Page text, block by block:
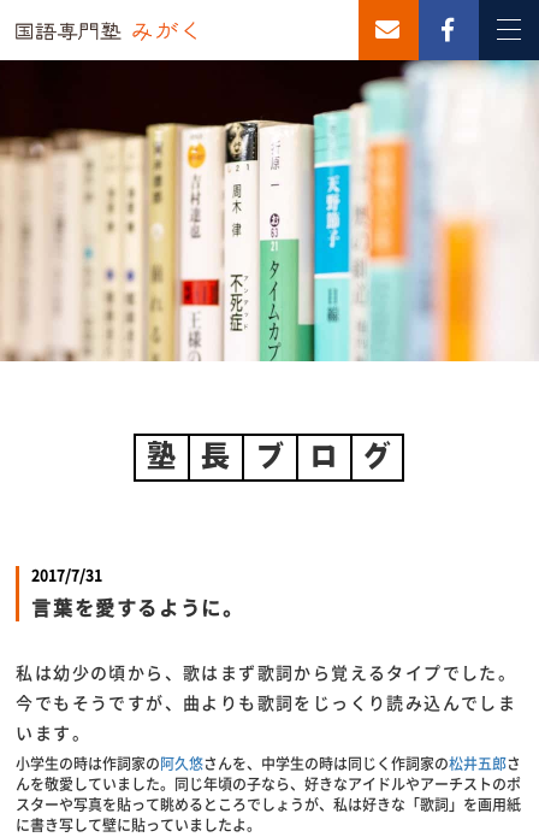
塾 長 ブ ロ グ
2017/7/31
言葉を愛するように。
私は幼少の頃から、歌はまず歌詞から覚えるタイプでした。
今でもそうですが、曲よりも歌詞をじっくり読み込んでしま
います。
小学生の時は作詞家の阿久悠さんを、中学生の時は同じく作詞家の松井五郎さ
んを敬愛していました。同じ年頃の子なら、好きなアイドルやアーチストのポ
スターや写真を貼って眺めるところでしょうが、私は好きな「歌詞」を画用紙
に書き写して壁に貼っていましたよ。